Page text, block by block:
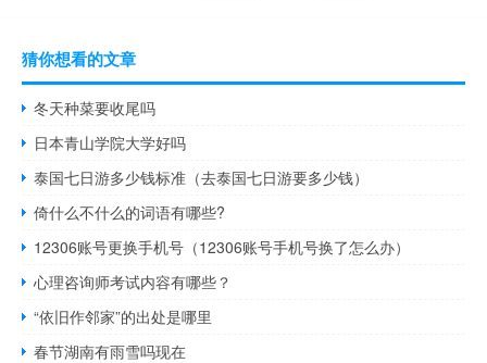
猜你想看的文章
冬天种菜要收尾吗
日本青山学院大学好吗
泰国七日游多少钱标准（去泰国七日游要多少钱）
倚什么不什么的词语有哪些?
12306账号更换手机号（12306账号手机号换了怎么办）
心理咨询师考试内容有哪些？
“依旧作邻家”的出处是哪里
春节湖南有雨雪吗现在